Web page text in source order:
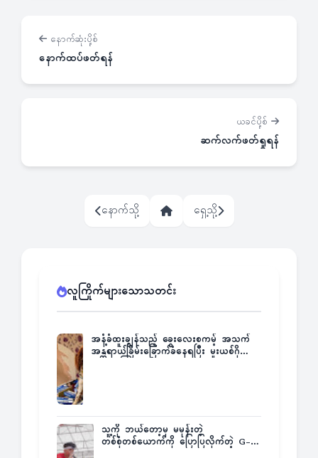
နောက်ဆုံးပို့စ်
နောက်ထပ်ဖတ်ရန်
ယခင်ပို့စ်
ဆက်လက်ဖတ်ရှုရန်
နောက်သို့ ရှေ့သို့
လူကြိုက်များသောသတင်း
အနံ့ခံထူးချွန်သည့် ခွေးလေးစကမ့် အသက်
အန္တရာယ်ခြိမ်းခြောက်ခံနေရပြီး မူးယစ်ဂိုဏ်း
သူ့ကို ဘယ်တော့မှ မမုန်းတဲ့
တစ်စုံတစ်ယောက်ကို ပြောပြလိုက်တဲ့ G-